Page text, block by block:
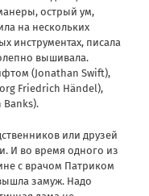
острый ум,
на нескольких
инструментах, писала
вышивала.
(Jonathan Swift),
Friedrich Händel),
или друзей
И во время одного из
с врачом Патриком
замуж. Надо